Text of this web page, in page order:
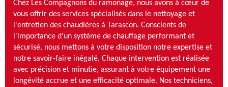
Chez Les Compagnons du ramonage, nous avons à cœur de
vous offrir des services spécialisés dans le nettoyage et
l'entretien des chaudières à Tarascon. Conscients de
l'importance d'un système de chauffage performant et
sécurisé, nous mettons à votre disposition notre expertise et
notre savoir-faire inégalé. Chaque intervention est réalisée
avec précision et minutie, assurant à votre équipement une
longévité accrue et une efficacité optimale. Nos techniciens,